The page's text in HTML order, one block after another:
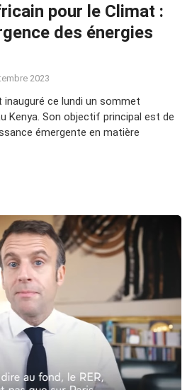
pour le Climat :
des énergies
2023
ce lundi un sommet
Kenya. Son objectif principal est de
émergente en matière